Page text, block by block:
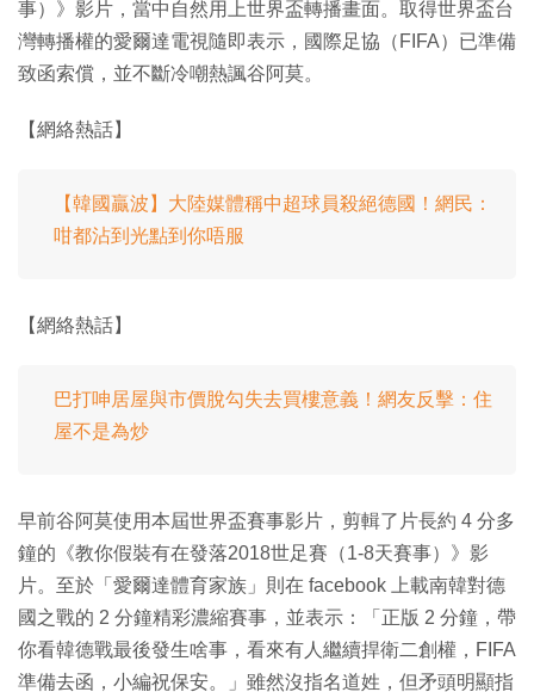
事）》影片，當中自然用上世界盃轉播畫面。取得世界盃台
灣轉播權的愛爾達電視隨即表示，國際足協（FIFA）已準備
致函索償，並不斷冷嘲熱諷谷阿莫。
【網絡熱話】
【韓國贏波】大陸媒體稱中超球員殺絕德國！網民：
咁都沾到光點到你唔服
【網絡熱話】
巴打呻居屋與市價脫勾失去買樓意義！網友反擊：住
屋不是為炒
早前谷阿莫使用本屆世界盃賽事影片，剪輯了片長約 4 分多
鐘的《教你假裝有在發落2018世足賽（1-8天賽事）》影
片。至於「愛爾達體育家族」則在 facebook 上載南韓對德
國之戰的 2 分鐘精彩濃縮賽事，並表示：「正版 2 分鐘，帶
你看韓德戰最後發生啥事，看來有人繼續捍衛二創權，FIFA
準備去函，小編祝保安。」雖然沒指名道姓，但矛頭明顯指